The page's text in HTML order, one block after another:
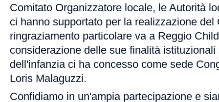
Comitato Organizzatore locale, le Autorità
ci hanno supportato per la realizzazione del
ringraziamento particolare va a Reggio
considerazione delle sue finalità
dell'infanzia ci ha concesso come sede
Loris Malaguzzi.
Confidiamo in un'ampia partecipazione e